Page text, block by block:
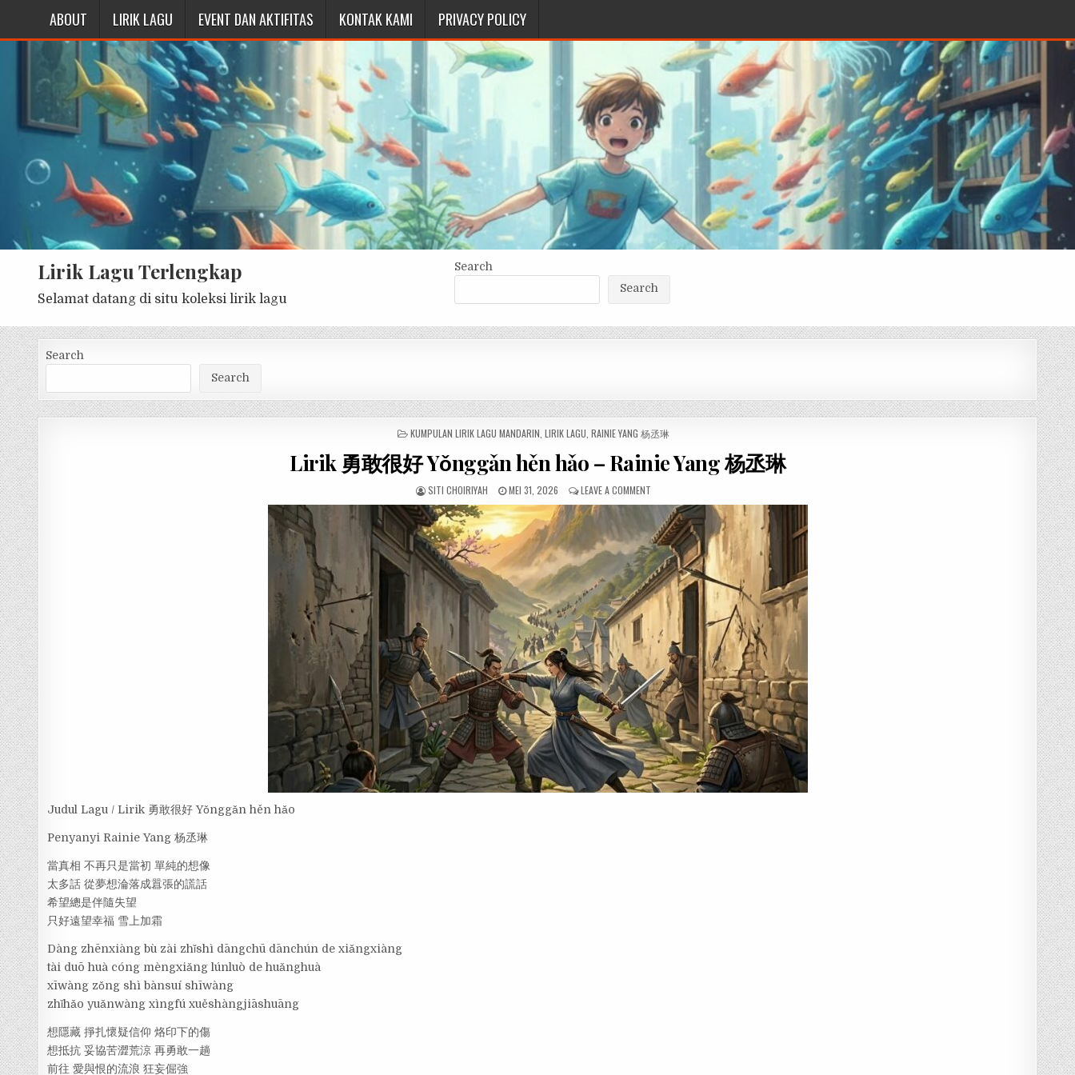
ABOUT LIRIK LAGU EVENT DAN AKTIFITAS KONTAK KAMI PRIVACY POLICY
Lirik Lagu Terlengkap
Selamat datang di situ koleksi lirik lagu
Search
Search
Search
Search
POSTED
KUMPULAN LIRIK LAGU MANDARIN LIRIK LAGU RAINIE YANG 杨丞琳
Lirik 勇敢很好 Yǒnggǎn hěn hǎo – Rainie Yang 杨丞琳
SITI CHOIRIYAH MEI 31, 2026 LEAVE A COMMENT
Judul Lagu / Lirik 勇敢很好 Yǒnggǎn hěn hǎo
Penyanyi Rainie Yang 杨丞琳
當真相 不再只是當初 單純的想像
太多話 從夢想淪落成囂張的謊話
希望總是伴隨失望
只好遠望幸福 雪上加霜
Dàng zhēnxiàng bù zài zhǐshì dāngchū dānchún de xiǎngxiàng
tài duō huà cóng mèngxiǎng lúnluò de huǎnghuà
xīwàng zǒng shì bànsuí shīwàng
zhǐhǎo yuǎnwàng xìngfú xuěshàngjiāshuāng
想隱藏 掙扎懷疑信仰 烙印下的傷
想抵抗 妥協苦澀荒涼 再勇敢一趟
前往 愛與恨的流浪 狂妄倔強